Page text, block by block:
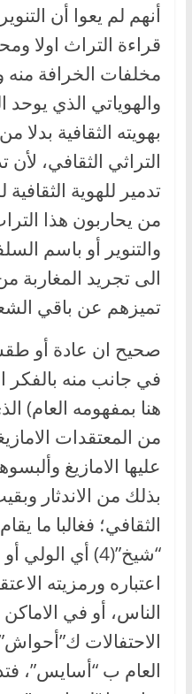
أنهم لم يعوا أن
قراءة التراث اولا
مخلفات الخرافة منه
والهوياتي الذي يوحد
بهويته الثقافية
التراثي الثقافي،
تدمير للهوية
من يحاربون هذا
والتنوير أو باسم
الى تجريد المغاربة
تميزهم عن باقي
صحيح ان عادة أو
في جانب منه بالفكر
هنا بمفهومه العام)
من المعتقدات
عليها الامازيغ
بذلك من الاندثار
الثقافي؛ فغالبا ما
“شيخ”(4) أي
اعتباره ورمزيته
الناس، أو في الاماكن
الاحتفالات
العام ب “أسايس”،